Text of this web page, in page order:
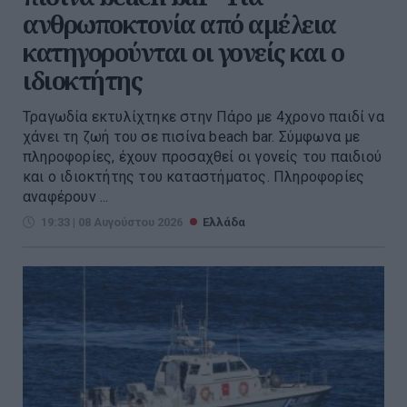
ανθρωποκτονία από αμέλεια
κατηγορούνται οι γονείς και ο
ιδιοκτήτης
Τραγωδία εκτυλίχτηκε στην Πάρο με 4χρονο παιδί να
χάνει τη ζωή του σε πισίνα beach bar. Σύμφωνα με
πληροφορίες, έχουν προσαχθεί οι γονείς του παιδιού
και ο ιδιοκτήτης του καταστήματος. Πληροφορίες
αναφέρουν ...
19:33 | 08 Αυγούστου 2026 Ελλάδα